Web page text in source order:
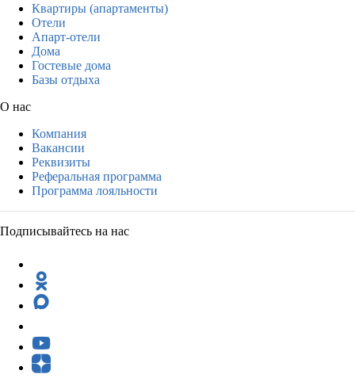
Квартиры (апартаменты)
Отели
Апарт-отели
Дома
Гостевые дома
Базы отдыха
О нас
Компания
Вакансии
Реквизиты
Реферальная программа
Программа лояльности
Подписывайтесь на нас